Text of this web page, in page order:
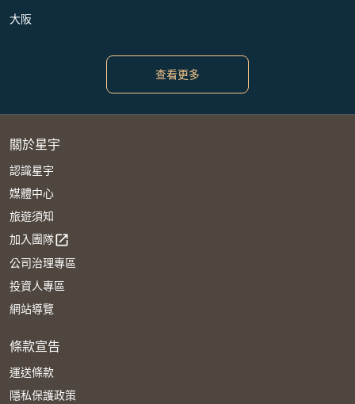
大阪
查看更多
關於星宇
認識星宇
媒體中心
旅遊須知
加入團隊open_in_new
公司治理專區
投資人專區
網站導覽
條款宣告
運送條款
隱私保護政策